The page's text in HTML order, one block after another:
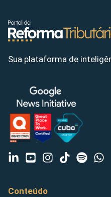
Sua plataforma de
Conteúdo